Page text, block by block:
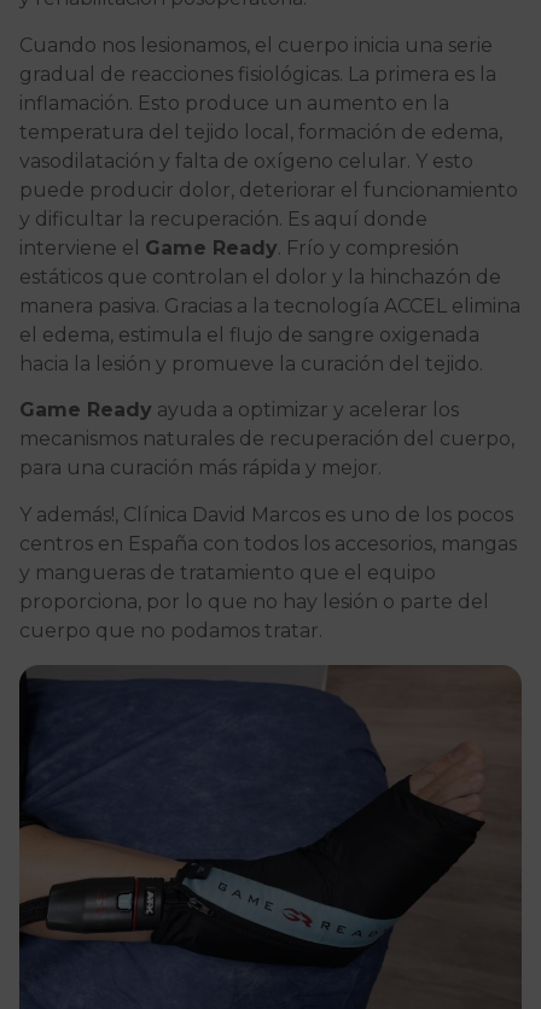
Cuando nos lesionamos, el cuerpo inicia una serie
gradual de reacciones fisiológicas. La primera es la
inflamación. Esto produce un aumento en la
temperatura del tejido local, formación de edema,
vasodilatación y falta de oxígeno celular. Y esto
puede producir dolor, deteriorar el funcionamiento
y dificultar la recuperación. Es aquí donde
interviene el Game Ready. Frío y compresión
estáticos que controlan el dolor y la hinchazón de
manera pasiva. Gracias a la tecnología ACCEL elimina
el edema, estimula el flujo de sangre oxigenada
hacia la lesión y promueve la curación del tejido.
Game Ready ayuda a optimizar y acelerar los
mecanismos naturales de recuperación del cuerpo,
para una curación más rápida y mejor.
Y además!, Clínica David Marcos es uno de los pocos
centros en España con todos los accesorios, mangas
y mangueras de tratamiento que el equipo
proporciona, por lo que no hay lesión o parte del
cuerpo que no podamos tratar.